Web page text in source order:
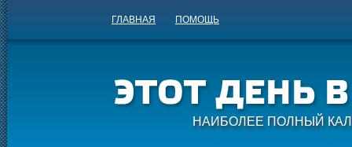
ГЛАВНАЯ ПОМОЩЬ
НАИБОЛЕЕ ПОЛНЫЙ